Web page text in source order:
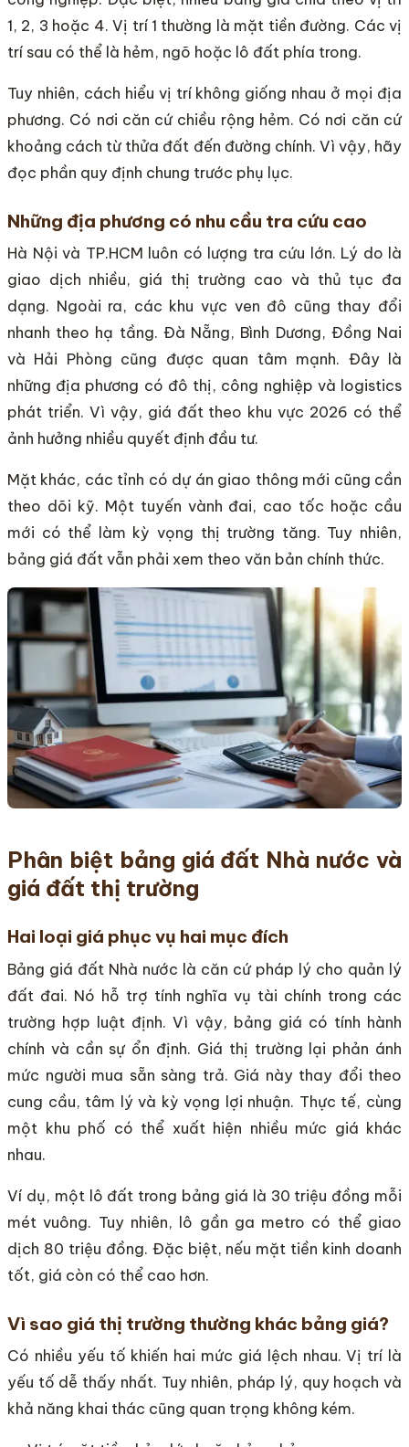
1, 2, 3 hoặc 4. Vị trí 1 thường là mặt tiền đường. Các vị
trí sau có thể là hẻm, ngõ hoặc lô đất phía trong.
Tuy nhiên, cách hiểu vị trí không giống nhau ở mọi địa
phương. Có nơi căn cứ chiều rộng hẻm. Có nơi căn cứ
khoảng cách từ thửa đất đến đường chính. Vì vậy, hãy
đọc phần quy định chung trước phụ lục.
Những địa phương có nhu cầu tra cứu cao
Hà Nội và TP.HCM luôn có lượng tra cứu lớn. Lý do là
giao dịch nhiều, giá thị trường cao và thủ tục đa
dạng. Ngoài ra, các khu vực ven đô cũng thay đổi
nhanh theo hạ tầng. Đà Nẵng, Bình Dương, Đồng Nai
và Hải Phòng cũng được quan tâm mạnh. Đây là
những địa phương có đô thị, công nghiệp và logistics
phát triển. Vì vậy, giá đất theo khu vực 2026 có thể
ảnh hưởng nhiều quyết định đầu tư.
Mặt khác, các tỉnh có dự án giao thông mới cũng cần
theo dõi kỹ. Một tuyến vành đai, cao tốc hoặc cầu
mới có thể làm kỳ vọng thị trường tăng. Tuy nhiên,
bảng giá đất vẫn phải xem theo văn bản chính thức.
Phân biệt bảng giá đất Nhà nước và
giá đất thị trường
Hai loại giá phục vụ hai mục đích
Bảng giá đất Nhà nước là căn cứ pháp lý cho quản lý
đất đai. Nó hỗ trợ tính nghĩa vụ tài chính trong các
trường hợp luật định. Vì vậy, bảng giá có tính hành
chính và cần sự ổn định. Giá thị trường lại phản ánh
mức người mua sẵn sàng trả. Giá này thay đổi theo
cung cầu, tâm lý và kỳ vọng lợi nhuận. Thực tế, cùng
một khu phố có thể xuất hiện nhiều mức giá khác
nhau.
Ví dụ, một lô đất trong bảng giá là 30 triệu đồng mỗi
mét vuông. Tuy nhiên, lô gần ga metro có thể giao
dịch 80 triệu đồng. Đặc biệt, nếu mặt tiền kinh doanh
tốt, giá còn có thể cao hơn.
Vì sao giá thị trường thường khác bảng giá?
Có nhiều yếu tố khiến hai mức giá lệch nhau. Vị trí là
yếu tố dễ thấy nhất. Tuy nhiên, pháp lý, quy hoạch và
khả năng khai thác cũng quan trọng không kém.